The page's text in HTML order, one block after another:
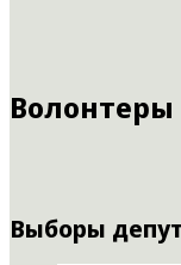
Выборы